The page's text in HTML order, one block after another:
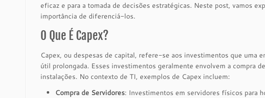
eficaz e para a tomada de decisões estratégicas. Neste post, vamos
importância de diferenciá-los.
O Que É Capex?
Capex, ou despesas de capital, refere-se aos investimentos que uma
útil prolongada. Esses investimentos geralmente envolvem a compra
instalações. No contexto de TI, exemplos de Capex incluem:
Compra de Servidores: Investimentos em servidores físicos para